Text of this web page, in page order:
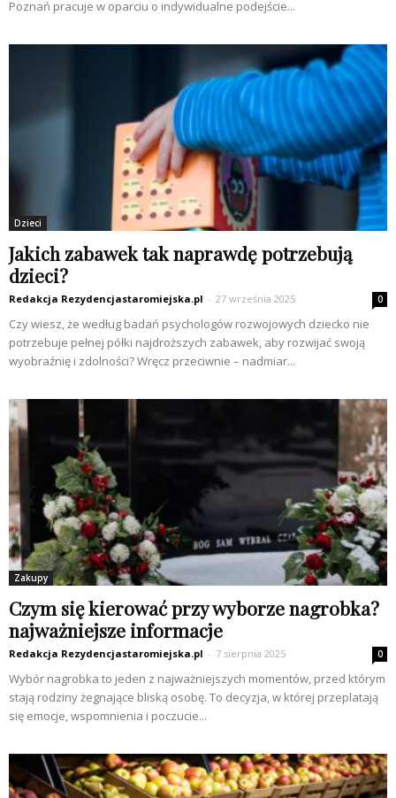
Poznań pracuje w oparciu o indywidualne podejście...
Dzieci
Jakich zabawek tak naprawdę potrzebują
dzieci?
Redakcja Rezydencjastaromiejska.pl - 27 września 2025 0
Czy wiesz, że według badań psychologów rozwojowych dziecko nie
potrzebuje pełnej półki najdroższych zabawek, aby rozwijać swoją
wyobraźnię i zdolności? Wręcz przeciwnie – nadmiar...
Zakupy
Czym się kierować przy wyborze nagrobka?
najważniejsze informacje
Redakcja Rezydencjastaromiejska.pl - 7 sierpnia 2025 0
Wybór nagrobka to jeden z najważniejszych momentów, przed którym
stają rodziny żegnające bliską osobę. To decyzja, w której przeplatają
się emocje, wspomnienia i poczucie...